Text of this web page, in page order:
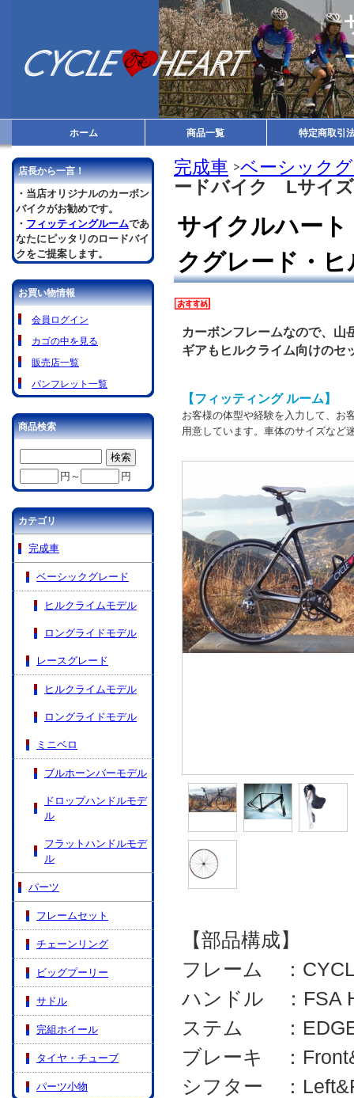
ホーム 商品一覧 特定商取引
完成車
ベーシック
ードバイク Lサイ
サイクルハー
クグレード・
カーボンフレームなので、山
ギアもヒルクライム向けのセ
【フィッティング ルーム】
お客様の体型や経験を入力して、お
用意しています。車体のサイズなど
【部品構成】
フレーム ：
ハンドル ：FSA
ステム ：EDGE
ブレーキ ：
シフター ：
店長から一言！
・当店オリジナルのカーボン
バイクがお勧めです。
・ フィッティングルームであ
なたにピッタリのロードバイ
クをご提案します。
お買い物情報
会員ログイン
カゴの中を見る
販売店一覧
パンフレット一覧
商品検索
円～ 円
カテゴリ
完成車
ベーシックグレード
ヒルクライムモデル
ロングライドモデル
レースグレード
ヒルクライムモデル
ロングライドモデル
ミニベロ
ブルホーンバーモデル
ドロップハンドルモデ
ル
フラットハンドルモデ
ル
パーツ
フレームセット
チェーンリング
ビッグプーリー
サドル
完組ホイール
タイヤ・チューブ
パーツ小物